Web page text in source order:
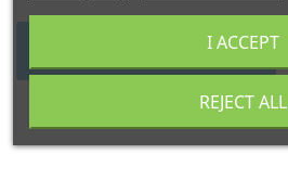
WRITE YOUR REVIEW
REJECT ALL
I ACCEPT